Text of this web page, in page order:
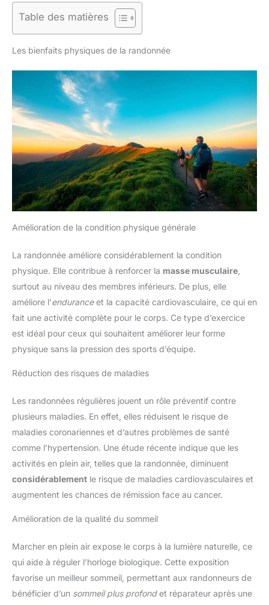
Table des matières
Les bienfaits physiques de la randonnée
Amélioration de la condition physique générale
La randonnée améliore considérablement la condition
physique. Elle contribue à renforcer la masse musculaire
surtout au niveau des membres inférieurs. De plus, elle
améliore l’enduranceet la capacité cardiovasculaire, ce qui en
fait une activité complète pour le corps. Ce type d’exercice
est idéal pour ceux qui souhaitent améliorer leur forme
physique sans la pression des sports d’équipe.
Réduction des risques de maladies
Les randonnées régulières jouent un rôle préventif contre
plusieurs maladies. En effet, elles réduisent le risque de
maladies coronariennes et d’autres problèmes de santé
comme l’hypertension. Une étude récente indique que les
activités en plein air, telles que la randonnée, diminuent
considérablement le risque de maladies cardiovasculaires et
augmentent les chances de rémission face au cancer.
Amélioration de la qualité du sommeil
Marcher en plein air expose le corps à la lumière naturelle, ce
qui aide à réguler l’horloge biologique. Cette exposition
favorise un meilleur sommeil, permettant aux randonneurs de
bénéficier d’un sommeil plus profondet réparateur après une